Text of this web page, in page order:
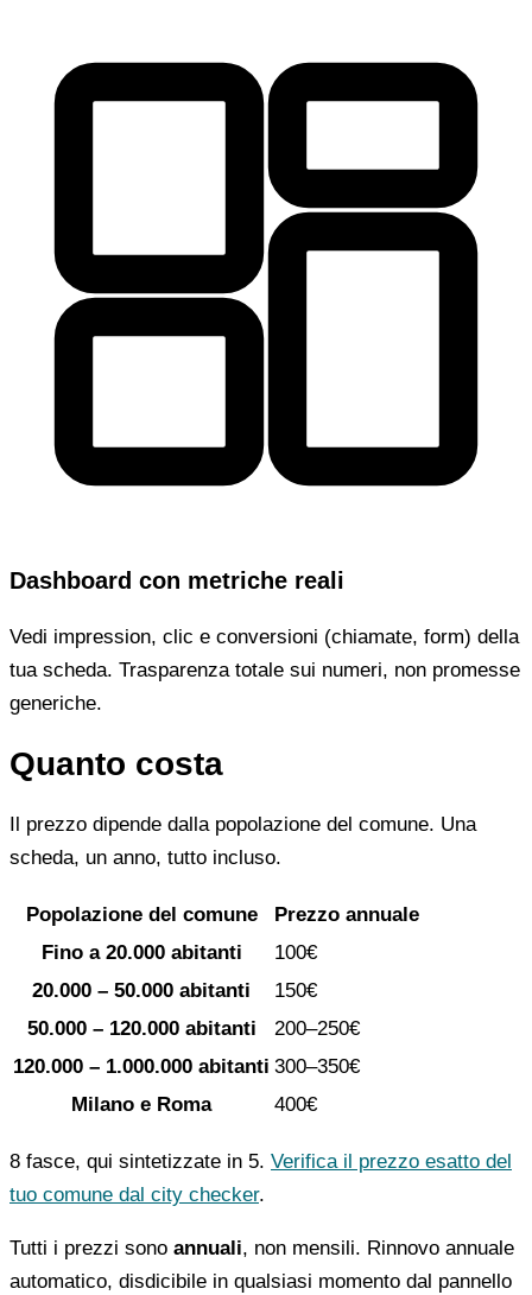
Dashboard con metriche reali
Vedi impression, clic e conversioni (chiamate, form) della
tua scheda. Trasparenza totale sui numeri, non promesse
generiche.
Quanto costa
Il prezzo dipende dalla popolazione del comune. Una
scheda, un anno, tutto incluso.
Popolazione del comune
Prezzo annuale
Fino a 20.000 abitanti
100€
20.000 – 50.000 abitanti
150€
50.000 – 120.000 abitanti
200–250€
120.000 – 1.000.000 abitanti 300–350€
Milano e Roma
400€
8 fasce, qui sintetizzate in 5. Verifica il prezzo esatto del
tuo comune dal city checker.
Tutti i prezzi sono annuali, non mensili. Rinnovo annuale
automatico, disdicibile in qualsiasi momento dal pannello